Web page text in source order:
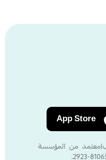
App Store
من المؤسسة